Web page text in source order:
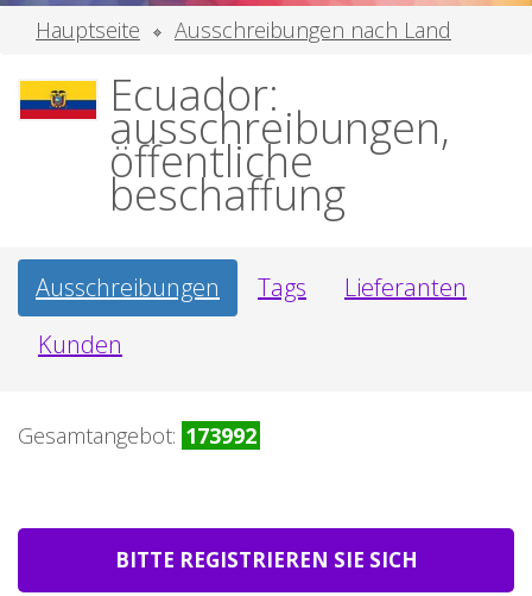
Hauptseite
Ausschreibungen nach Land
Ecuador:
ausschreibungen,
öffentliche
beschaffung
Ausschreibungen Tags
Lieferanten
Kunden
Gesamtangebot: 173992
BITTE REGISTRIEREN SIE SICH